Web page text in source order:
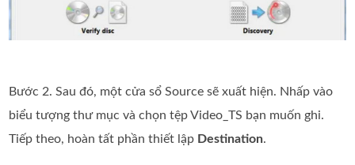
Bước 2. Sau đó, một cửa sổ Source sẽ xuất hiện. Nhấp vào
biểu tượng thư mục và chọn tệp Video_TS bạn muốn ghi.
Tiếp theo, hoàn tất phần thiết lập Destination.